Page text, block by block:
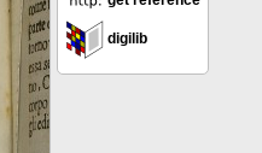
digilib